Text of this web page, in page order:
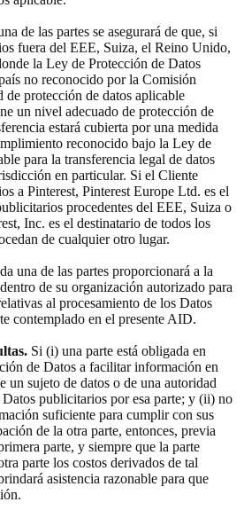
de las partes se asegurará de que, si
fuera del EEE, Suiza, el Reino Unido,
la Ley de Protección de Datos
no reconocido por la Comisión
de protección de datos aplicable
un nivel adecuado de protección de
estará cubierta por una medida
reconocido bajo la Ley de
para la transferencia legal de datos
en particular. Si el Cliente
a Pinterest, Pinterest Europe Ltd. es el
procedentes del EEE, Suiza o
Inc. es el destinatario de todos los
de cualquier otro lugar.
una de las partes proporcionará a la
de su organización autorizado para
al procesamiento de los Datos
contemplado en el presente AID.
Si (i) una parte está obligada en
de Datos a facilitar información en
un sujeto de datos o de una autoridad
publicitarios por esa parte; y (ii) no
suficiente para cumplir con sus
de la otra parte, entonces, previa
parte, y siempre que la parte
parte los costos derivados de tal
asistencia razonable para que